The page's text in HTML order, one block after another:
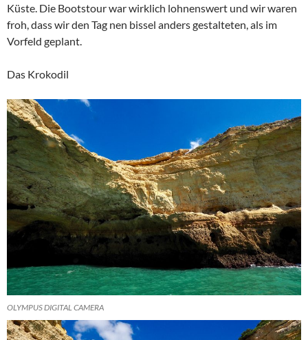
Küste. Die Bootstour war wirklich lohnenswert und wir waren
froh, dass wir den Tag nen bissel anders gestalteten, als im
Vorfeld geplant.
Das Krokodil
OLYMPUS DIGITAL CAMERA